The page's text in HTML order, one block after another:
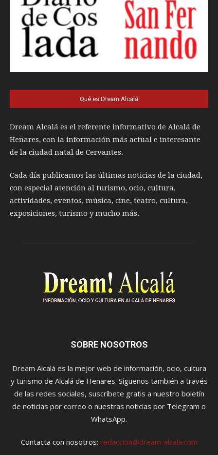
Qué es Dream Alcalá
Dream Alcalá es el referente informativo de Alcalá de
Henares, con la información más actual e interesante
de la ciudad natal de Cervantes.
Cada día publicamos las últimas noticias de la ciudad,
con especial atención al turismo, ocio, cultura,
actividades, eventos, música, cine, teatro, cultura,
exposiciones, turismo y mucho más.
SOBRE NOSOTROS
Dream Alcalá es la mejor web de información, ocio, cultura
y turismo de Alcalá de Henares. Síguenos también a través
de las redes sociales, suscríbete gratis a nuestro boletín
de noticias por correo o nuestras noticias por Telegram o
WhatsApp.
Contacta con nosotros: redaccion@dream-alcala.com